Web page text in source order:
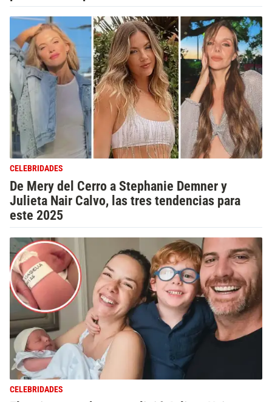
CELEBRIDADES
De Mery del Cerro a Stephanie Demner y
Julieta Nair Calvo, las tres tendencias para
este 2025
CELEBRIDADES